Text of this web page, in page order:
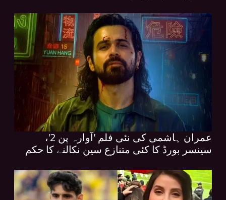
عمران ہاشمی کی نئی فلم 'آوارہ پن 2'،
سینسر بورڈ کا کئی متنازع سین نکالنے کا حکم